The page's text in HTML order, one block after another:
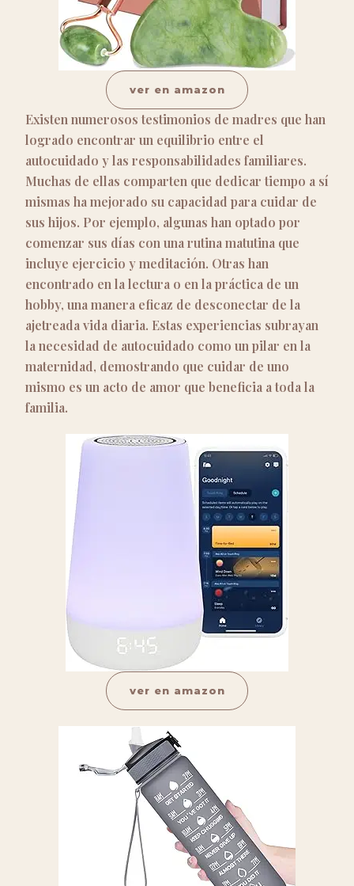
ver en amazon
Existen numerosos testimonios de madres que han
logrado encontrar un equilibrio entre el
autocuidado y las responsabilidades familiares.
Muchas de ellas comparten que dedicar tiempo a sí
mismas ha mejorado su capacidad para cuidar de
sus hijos. Por ejemplo, algunas han optado por
comenzar sus días con una rutina matutina que
incluye ejercicio y meditación. Otras han
encontrado en la lectura o en la práctica de un
hobby, una manera eficaz de desconectar de la
ajetreada vida diaria. Estas experiencias subrayan
la necesidad de autocuidado como un pilar en la
maternidad, demostrando que cuidar de uno
mismo es un acto de amor que beneficia a toda la
familia.
ver en amazon